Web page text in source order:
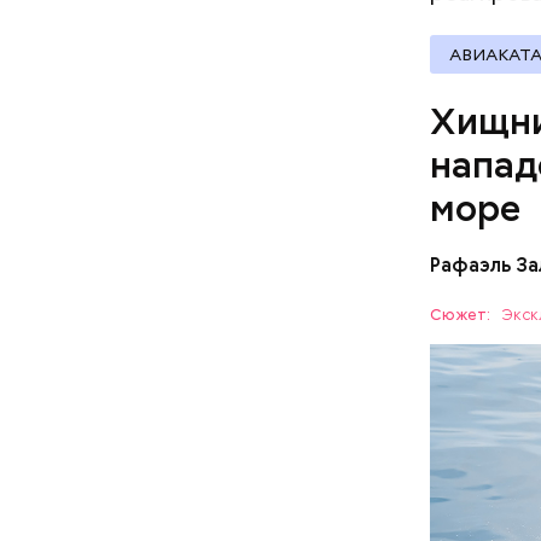
море
Рафаэль
Сюжет:
— Очень
когда
назад о
вполне